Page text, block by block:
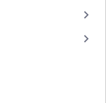
keyboard_arrow_right
keyboard_arrow_right